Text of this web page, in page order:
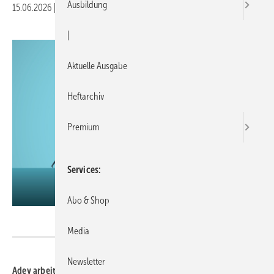
15.06.2026 Druckvorschau
Adey arbeitet ab 2026 mit der Elysator Engineering GmbH
Ausbildung
Aktuelle Ausgabe
Heftarchiv
Premium
Services
Abo & Shop
Media
Newsletter